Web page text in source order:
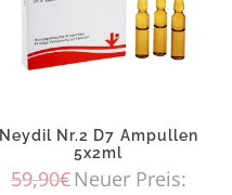
Neydil Nr.2 D7 Ampullen
5x2ml
59,90€Neuer Preis: